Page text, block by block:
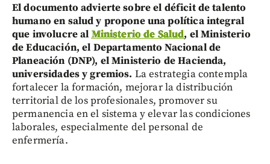
El documento advierte sobre el déficit de talento
humano en salud y propone una política integral
que involucre al Ministerio de Salud, el Ministerio
de Educación, el Departamento Nacional de
Planeación (DNP), el Ministerio de Hacienda,
universidades y gremios. La estrategia contempla
fortalecer la formación, mejorar la distribución
territorial de los profesionales, promover su
permanencia en el sistema y elevar las condiciones
laborales, especialmente del personal de
enfermería.